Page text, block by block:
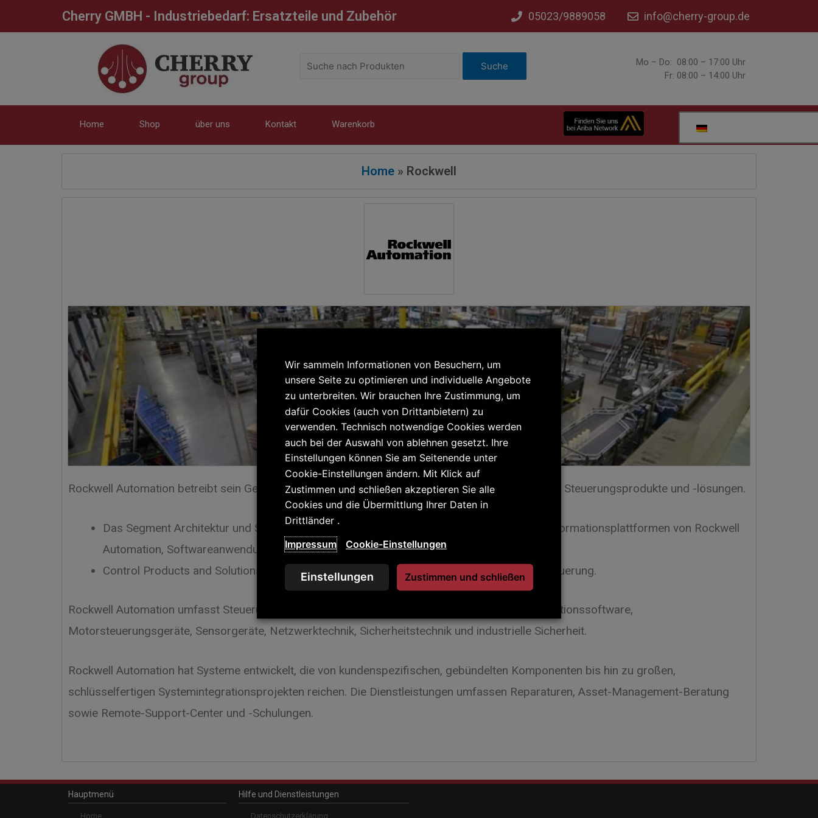
Cherry GMBH - Industriebedarf: Ersatzteile und Zubehör 05023/9889058 info@cherry-group.de
Mo – Do: 08:00 – 17:00 Uhr
Fr: 08:00 – 14:00 Uhr
Home Shop über uns Kontakt Warenkorb
Home » Rockwell
Rockwell Automation betreibt sein Geschäft in zwei Segmenten – Architektur und Software sowie Steuerungsprodukte und -lösungen.
Das Segment Architektur und Software enthält Schlüsselelemente der Steuerungs- und Informationsplattformen von Rockwell
Automation, Softwareanwendungen und Automatisierungskomponenten.
Control Products and Solutions besteht aus Produkten und Dienstleistungen zur Motorsteuerung.
Rockwell Automation umfasst Steuerungssysteme, industrielle Steuerungskomponenten, Informationssoftware,
Motorsteuerungsgeräte, Sensorgeräte, Netzwerktechnik, Sicherheitstechnik und industrielle Sicherheit.
Rockwell Automation hat Systeme entwickelt, die von kundenspezifischen, gebündelten Komponenten bis hin zu großen,
schlüsselfertigen Systemintegrationsprojekten reichen. Die Dienstleistungen umfassen Reparaturen, Asset-Management-Beratung
sowie Remote-Support-Center und -Schulungen.
1756-L8SP
1756-LSC8XIB8I
Hauptmenü
Home
Hilfe und Dienstleistungen
Datenschutzerklärung
Wir sammeln Informationen von Besuchern, um
unsere Seite zu optimieren und individuelle Angebote
zu unterbreiten. Wir brauchen Ihre Zustimmung, um
dafür Cookies (auch von Drittanbietern) zu
verwenden. Technisch notwendige Cookies werden
auch bei der Auswahl von ablehnen gesetzt. Ihre
Einstellungen können Sie am Seitenende unter
Cookie-Einstellungen ändern. Mit Klick auf
Zustimmen und schließen akzeptieren Sie alle
Cookies und die Übermittlung Ihrer Daten in
Drittländer .
Impressum
Cookie-Einstellungen
Einstellungen Zustimmen und schließen